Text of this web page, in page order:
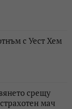
с Уест Хем
срещу
мач